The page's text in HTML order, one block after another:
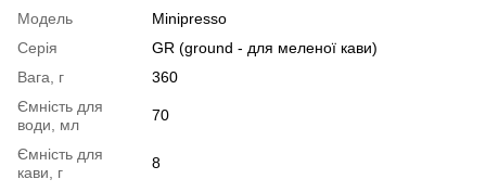
Модель
Minipresso
Серія
GR (ground - для меленої кави)
Вага, г
360
Ємність для
води, мл
70
Ємність для
кави, г
8